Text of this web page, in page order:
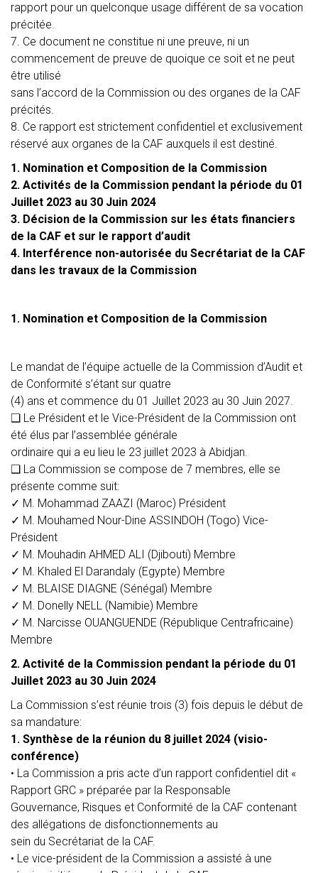
rapport pour un quelconque usage différent de sa vocation
précitée.
7. Ce document ne constitue ni une preuve, ni un
commencement de preuve de quoique ce soit et ne peut
être utilisé
sans l’accord de la Commission ou des organes de la CAF
précités.
8. Ce rapport est strictement confidentiel et exclusivement
réservé aux organes de la CAF auxquels il est destiné.
1. Nomination et Composition de la Commission
2. Activités de la Commission pendant la période du 01
Juillet 2023 au 30 Juin 2024
3. Décision de la Commission sur les états financiers
de la CAF et sur le rapport d’audit
4. Interférence non-autorisée du Secrétariat de la CAF
dans les travaux de la Commission
1. Nomination et Composition de la Commission
Le mandat de l’équipe actuelle de la Commission d’Audit et
de Conformité s’étant sur quatre
(4) ans et commence du 01 Juillet 2023 au 30 Juin 2027.
❑ Le Président et le Vice-Président de la Commission ont
été élus par l’assemblée générale
ordinaire qui a eu lieu le 23 juillet 2023 à Abidjan.
❑ La Commission se compose de 7 membres, elle se
présente comme suit:
✓ M. Mohammad ZAAZI (Maroc) Président
✓ M. Mouhamed Nour-Dine ASSINDOH (Togo) Vice-
Président
✓ M. Mouhadin AHMED ALI (Djibouti) Membre
✓ M. Khaled El Darandaly (Egypte) Membre
✓ M. BLAISE DIAGNE (Sénégal) Membre
✓ M. Donelly NELL (Namibie) Membre
✓ M. Narcisse OUANGUENDE (République Centrafricaine)
Membre
2. Activité de la Commission pendant la période du 01
Juillet 2023 au 30 Juin 2024
La Commission s’est réunie trois (3) fois depuis le début de
sa mandature:
1. Synthèse de la réunion du 8 juillet 2024 (visio-
conférence)
• La Commission a pris acte d’un rapport confidentiel dit «
Rapport GRC » préparée par la Responsable
Gouvernance, Risques et Conformité de la CAF contenant
des allégations de disfonctionnements au
sein du Secrétariat de la CAF.
• Le vice-président de la Commission a assisté à une